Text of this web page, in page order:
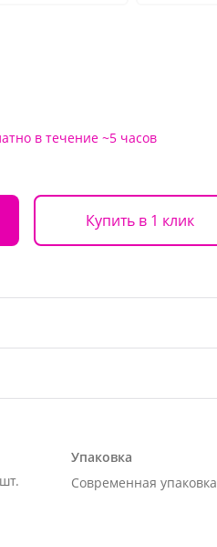
в течение ~5 часов
Купить в 1 клик
50 см - 6 шт.
Упаковка
Современная упаковка